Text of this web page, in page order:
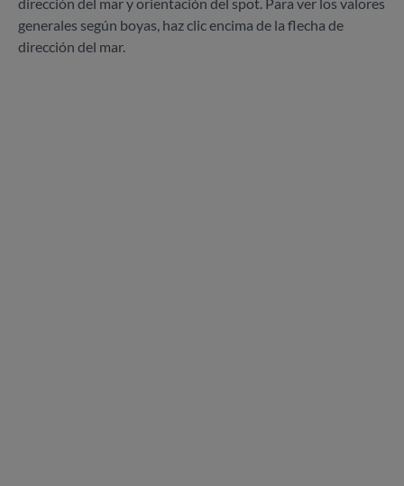
generales según boyas, haz clic encima de la flecha de
dirección del mar.